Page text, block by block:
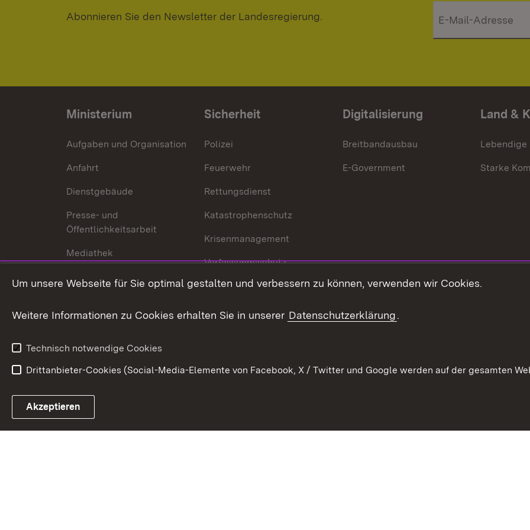
Abonnieren Sie den Newsletter der Landesregierung.
Ministerium
Aufgaben und Organisation
Anfahrt
Dienstgebäude
Presse- und
Öffentlichkeitsarbeit
Mediathek
Publikationen
Sicherheit
Polizei
Feuerwehr
Rettungsdienst
Katastrophenschutz
Krisenmanagement
Verfassungsschutz
Datenschutz
Glücksspielrecht
Digitalisierung
Breitbandausbau
E-Government
Land &
Lebendige
Starke
Link zum Landesportal
Um unsere Webseite für Sie optimal gestalten und verbessern zu können, verwenden wir Cookies.
Weitere Informationen zu Cookies erhalten Sie in unserer Datenschutzerklärung.
Technisch notwendige Cookies
Drittanbieter-Cookies (Social-Media-Elemente von Facebook, X / Twitter und Google werden auf der gesamten
Akzeptieren